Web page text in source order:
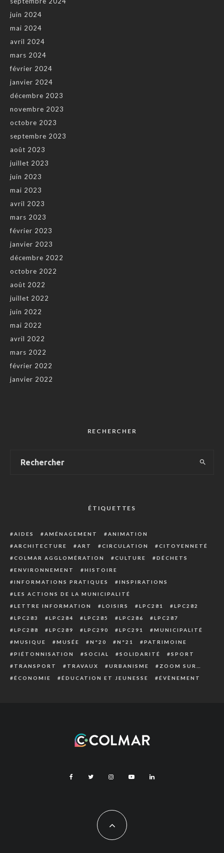
juin 2024
mai 2024
avril 2024
mars 2024
février 2024
janvier 2024
décembre 2023
novembre 2023
octobre 2023
septembre 2023
août 2023
juillet 2023
juin 2023
mai 2023
avril 2023
mars 2023
février 2023
janvier 2023
décembre 2022
octobre 2022
août 2022
juillet 2022
juin 2022
mai 2022
avril 2022
mars 2022
février 2022
janvier 2022
RECHERCHER
ÉTIQUETTES
AIDES AMÉNAGEMENT
ANIMATION
ARCHITECTURE
ART CIRCULATION
CITOYENNETÉ
COLMAR AGGLOMÉRATION
CULTURE
DÉCHETS
ENVIRONNEMENT
HISTOIRE
INFORMATIONS PRATIQUES
INSPIRATIONS
LES ACTIONS DE LA MUNICIPALITÉ
LETTRE INFORMATION
LOISIRS LPC281
LPC282
LPC283
LPC284 LPC285 LPC286
LPC287
LPC288
LPC289 LPC290 LPC291
MUNICIPALITÉ
MUSIQUE
MUSÉE N°20 N°21
PATRIMOINE
PIÉTONNISATION
SOCIAL SOLIDARITÉ
SPORT
TRANSPORT
TRAVAUX URBANISME
ZOOM SUR…
ÉCONOMIE
ÉDUCATION ET JEUNESSE ÉVÈNEMENT